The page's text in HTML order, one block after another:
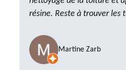
résine. Reste à trouver les
compter sur M. GOT. Très
prestation, a recommander
Martine Zarb